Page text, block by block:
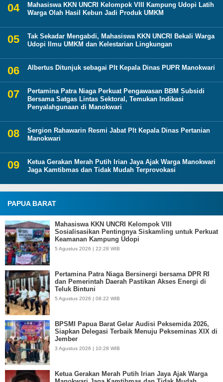
Mahasiswa KKN UNCRI Kelompok VIII Kampung Udopi Latih
Warga Olah Hasil Kebun Jadi Produk UMKM
Tak Sekadar Mengabdi, Mahasiswa KKN UNCRI Bekali Warga
Udopi Ilmu UMKM dan Kelestarian Lingkungan
Albertus Ditunjuk sebagai Plt Kepala Dinas PUPR Manokwari
Pertamina Patra Niaga Perkuat Pengawasan BBM Subsidi
Bersama Satgas Lintas Sektoral, Temukan Indikasi
Penyalahgunaan di Manokwari
Sergion Rahawarin Resmi Jabat Plt Kepala Dinas Pertanian
Manokwari
Ketua Gerakan Merah Putih Irian Jaya Ajak Warga Manokwari
Jaga Kamtibmas dan Tidak Mudah Terprovokasi
PAPUA BARAT
Mahasiswa KKN UNCRI Kelompok VIII
Sosialisasikan Pentingnya Siskamling untuk Perkuat
Keamanan Kampung Udopi
5 Agustus 2026 | 22:28 WIB
Pertamina Patra Niaga Bersinergi bersama DPR RI
dan Pemerintah Daerah Pastikan Akses Energi di
Teluk Bintuni
5 Agustus 2026 | 08:22 WIB
BPSMI Papua Barat Gelar Audisi Peksemida 2026,
Siapkan Delegasi Terbaik Menuju Pekseminas XIX di
Jember
3 Agustus 2026 | 10:28 WIB
Ketua Gerakan Merah Putih Irian Jaya Ajak Warga